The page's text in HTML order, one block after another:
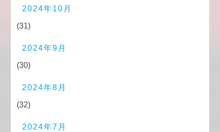
2024年10月
(31)
2024年9月
(30)
2024年8月
(32)
2024年7月